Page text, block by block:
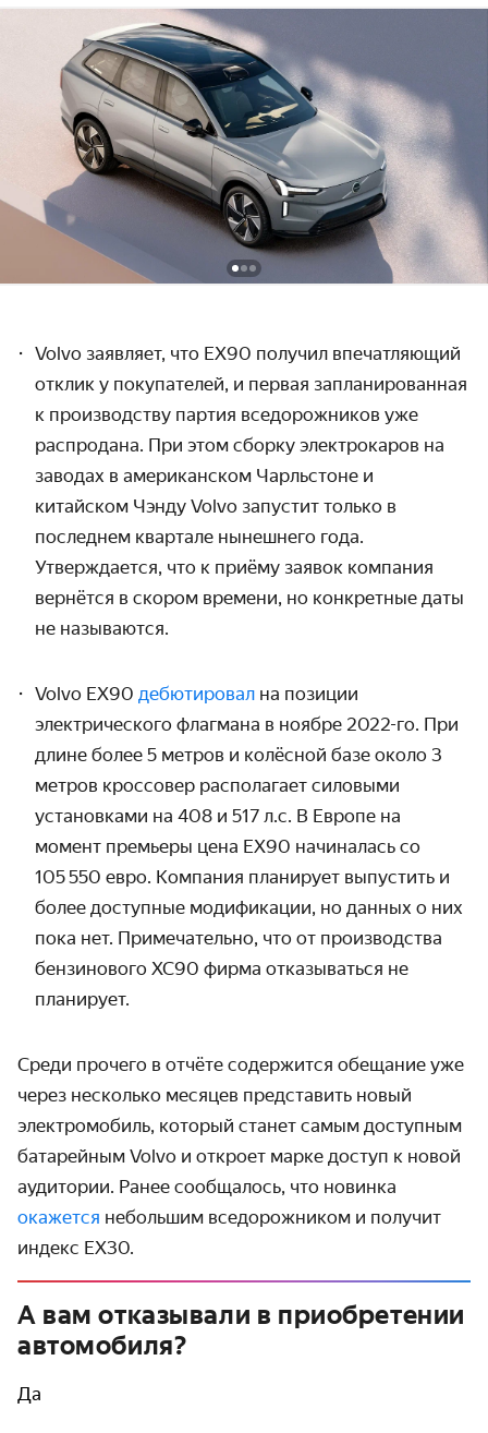
Volvo заявляет, что EX90 получил впечатляющий
отклик у покупателей, и первая запланированная
к производству партия вседорожников уже
распродана. При этом сборку электрокаров на
заводах в американском Чарльстоне и
китайском Чэнду Volvo запустит только в
последнем квартале нынешнего года.
Утверждается, что к приёму заявок компания
вернётся в скором времени, но конкретные даты
не называются.
Volvo EX90 дебютировал на позиции
электрического флагмана в ноябре 2022-го. При
длине более 5 метров и колёсной базе около 3
метров кроссовер располагает силовыми
установками на 408 и 517 л.с. В Европе на
момент премьеры цена EX90 начиналась со
105 550 евро. Компания планирует выпустить и
более доступные модификации, но данных о них
пока нет. Примечательно, что от производства
бензинового XC90 фирма отказываться не
планирует.
Среди прочего в отчёте содержится обещание уже
через несколько месяцев представить новый
электромобиль, который станет самым доступным
батарейным Volvo и откроет марке доступ к новой
аудитории. Ранее сообщалось, что новинка
окажется небольшим вседорожником и получит
индекс EX30.
А вам отказывали в приобретении
автомобиля?
Да